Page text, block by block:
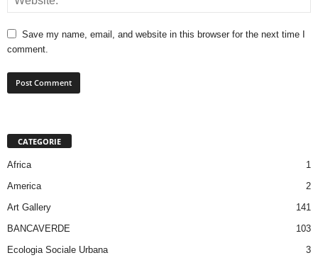
Save my name, email, and website in this browser for the next time I
comment.
CATEGORIE
Africa
1
America
2
Art Gallery
141
BANCAVERDE
103
Ecologia Sociale Urbana
3